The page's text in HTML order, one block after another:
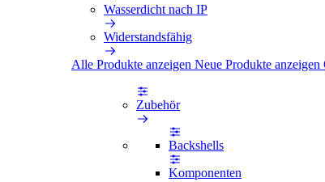
Wasserdicht nach IP
Widerstandsfähig
Alle Produkte anzeigen Neue Produkte anzeigen
Zubehör
Backshells
Komponenten